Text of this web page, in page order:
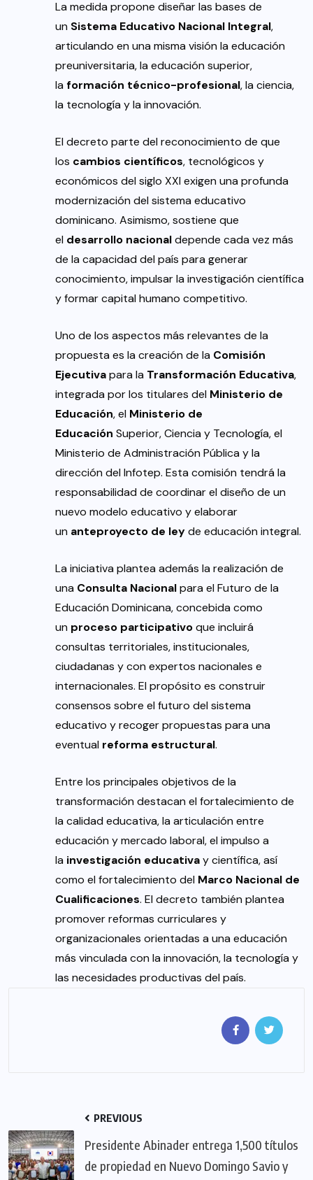
La medida propone diseñar las bases de
un Sistema Educativo Nacional Integral,
articulando en una misma visión la educación
preuniversitaria, la educación superior,
laformación técnico-profesional, la ciencia,
la tecnología y la innovación.
El decreto parte del reconocimiento de que
los cambios científicos, tecnológicos y
económicos del siglo XXI exigen una profunda
modernización del sistema educativo
dominicano. Asimismo, sostiene que
el desarrollo nacionaldepende cada vez más
de la capacidad del país para generar
conocimiento, impulsar la investigación científica
y formar capital humano competitivo.
Uno de los aspectos más relevantes de la
propuesta es la creación de la Comisión
Ejecutivapara la Transformación Educativa,
integrada por los titulares del Ministerio de
Educación, el Ministerio de
Educación Superior, Ciencia y Tecnología, el
Ministerio de Administración Pública y la
dirección del Infotep. Esta comisión tendrá la
responsabilidad de coordinar el diseño de un
nuevo modelo educativo y elaborar
un anteproyecto de leyde educación integral.
La iniciativa plantea además la realización de
una Consulta Nacionalpara el Futuro de la
Educación Dominicana, concebida como
un proceso participativoque incluirá
consultas territoriales, institucionales,
ciudadanas y con expertos nacionales e
internacionales. El propósito es construir
consensos sobre el futuro del sistema
educativo y recoger propuestas para una
eventual reforma estructural.
Entre los principales objetivos de la
transformación destacan el fortalecimiento de
la calidad educativa, la articulación entre
educación y mercado laboral, el impulso a
la investigación educativay científica, así
como el fortalecimiento del Marco Nacional de
Cualificaciones. El decreto también plantea
promover reformas curriculares y
organizacionales orientadas a una educación
más vinculada con la innovación, la tecnología y
las necesidades productivas del país.
PREVIOUS
Presidente Abinader entrega 1,500 títulos
de propiedad en Nuevo Domingo Savio y